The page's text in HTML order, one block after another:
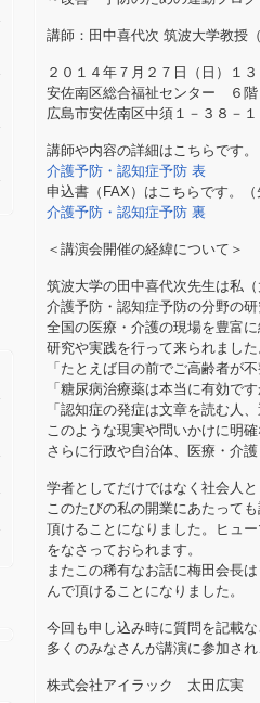
講師：田中喜代次 筑波大学教授
２０１４年７月２７日（日）１
安佐南区総合福祉センター ６
広島市安佐南区中須１－３８－
講師や内容の詳細はこちらです
介護予防・認知症予防 表
申込書（FAX）はこちらです。
介護予防・認知症予防 裏
＜講演会開催の経緯について＞
筑波大学の田中喜代次先生は私
介護予防・認知症予防の分野の
全国の医療・介護の現場を豊富
研究や実践を行って来られまし
「たとえば目の前でご高齢者が
「糖尿病治療薬は本当に有効で
「認知症の発症は文章を読む人
このような現実や問いかけに明
さらに行政や自治体、医療・介
学者としてだけではなく社会人
このたびの私の開業にあたって
頂けることになりました。ヒュ
をなさっておられます。
またこの稀有なお話に梅田会長
んで頂けることになりました。
今回も申し込み時に質問を記載
多くのみなさんが講演に参加さ
株式会社アイラック 太田広実